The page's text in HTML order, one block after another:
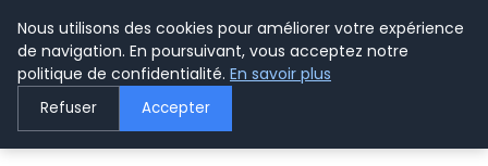
LE WEBMARKETING
Nous utilisons des cookies pour améliorer votre expérience
de navigation. En poursuivant, vous acceptez notre
politique de confidentialité. En savoir plus
Refuser Accepter